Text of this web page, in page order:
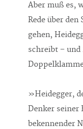
Aber muß es,
Rede über
gehen,
schreibt –
»Heidegger,
Denker seiner
bekennender